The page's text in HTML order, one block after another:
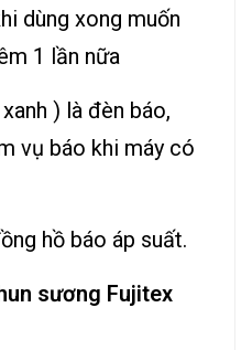
dùng xong muốn
1 lần nữa
) là đèn báo,
vụ báo khi máy có
hồ báo áp suất.
sương Fujitex